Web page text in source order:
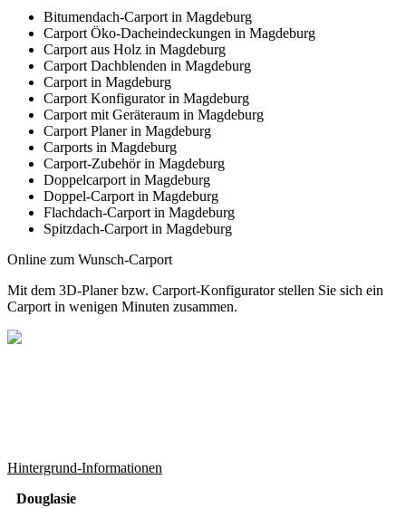
Bitumendach-Carport in Magdeburg
Carport Öko-Dacheindeckungen in Magdeburg
Carport aus Holz in Magdeburg
Carport Dachblenden in Magdeburg
Carport in Magdeburg
Carport Konfigurator in Magdeburg
Carport mit Geräteraum in Magdeburg
Carport Planer in Magdeburg
Carports in Magdeburg
Carport-Zubehör in Magdeburg
Doppelcarport in Magdeburg
Doppel-Carport in Magdeburg
Flachdach-Carport in Magdeburg
Spitzdach-Carport in Magdeburg
Online zum Wunsch-Carport
Mit dem 3D-Planerbzw. Carport-Konfiguratorstellen Sie sich ein
Carport in wenigen Minuten zusammen.
Hintergrund-Informationen
Douglasie